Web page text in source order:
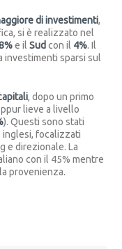
di investimenti,
si è realizzato nel
e ilSud con il 4%. Il
investimenti sparsi sul
, dopo un primo
lieve a livello
). Questi sono stati
focalizzati
e direzionale. La
con il 45% mentre
provenienza.